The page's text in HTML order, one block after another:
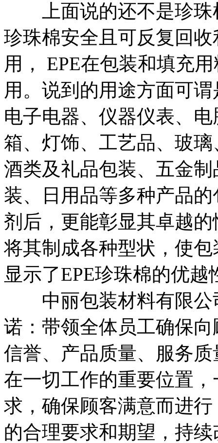
上面说的还不是珍珠
珍珠棉安全且可反复回
用， EPE在包装和填充
用。说到的用途方面可
电子电器、仪器仪表、
箱、灯饰、工艺品、玻
酒类及礼品包装、五金
装、日用品等多种产品
剂后，更能彰显其卓越
将其制成各种型状，使
显示了EPE珍珠棉的优越
中丽包装材料有限公
诺：带领全体员工确保
信誉、产品质量、服务
在一切工作的重要位置
求，确保顾客满意而进
的合理要求和期望，持